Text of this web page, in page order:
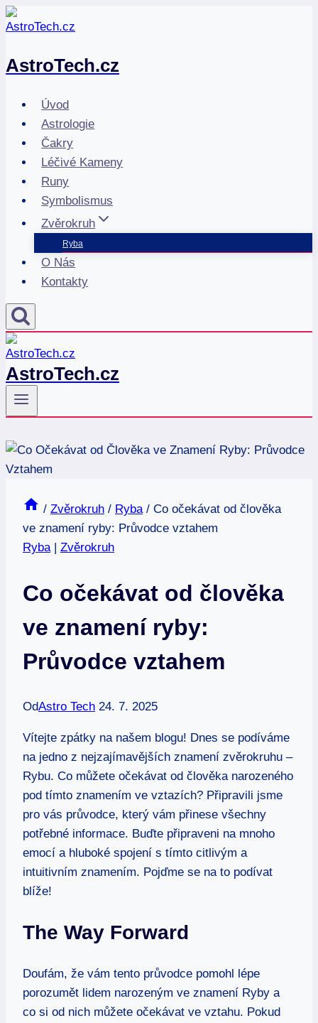
Přeskočit
na
AstroTech.cz
Úvod
Astrologie
Čakry
Léčivé Kameny
Runy
Symbolismus
Zvěrokruh
Ryba
O Nás
Kontakty
AstroTech.cz
/ Zvěrokruh / Ryba / Co očekávat od člověka
ve znamení ryby: Průvodce vztahem
Ryba| Zvěrokruh
Co očekávat od člověka
ve znamení ryby:
Průvodce vztahem
OdAstro Tech 24. 7. 2025
Vítejte zpátky na našem blogu! Dnes se podíváme
na jedno z nejzajímavějších znamení zvěrokruhu –
Rybu. Co můžete očekávat od člověka narozeného
pod tímto znamením ve vztazích? Připravili jsme
pro vás průvodce, který vám přinese všechny
potřebné informace. Buďte připraveni na mnoho
emocí a hluboké spojení s tímto citlivým a
intuitivním znamením. Pojďme se na to podívat
blíže!
The Way Forward
Doufám, že vám tento průvodce pomohl lépe
porozumět lidem narozeným ve znamení Ryby a
co si od nich můžete očekávat ve vztahu. Pokud